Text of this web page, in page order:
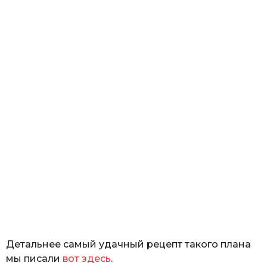
Детальнее самый удачный рецепт такого плана
мы писали вот здесь.